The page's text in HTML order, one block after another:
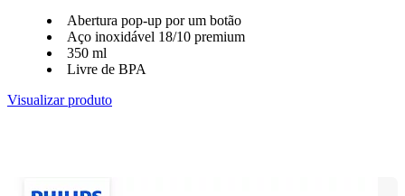
Abertura pop-up por um botão
Aço inoxidável 18/10 premium
350 ml
Livre de BPA
Visualizar produto